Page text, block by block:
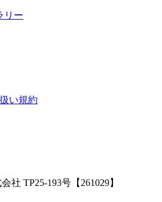
い規約
社 TP25-193号【261029】